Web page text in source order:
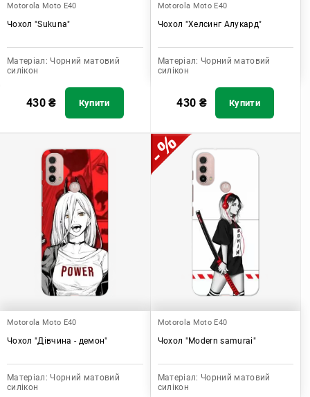
Motorola Moto E40
Чохол "Sukuna"
Матеріал: Чорний матовий
силікон
430₴ Купити
Motorola Moto E40
Чохол "Хелсинг Алукард"
Матеріал: Чорний матовий
силікон
430 ₴ Купити
Motorola Moto E40
Чохол "Дівчина - демон"
Матеріал: Чорний матовий
силікон
Motorola Moto E40
Чохол "Modern samurai"
Матеріал: Чорний матовий
силікон